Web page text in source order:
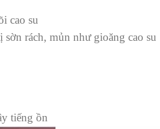
cao su
rách, mủn như gioăng cao su
tiếng ồn